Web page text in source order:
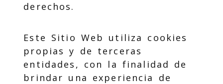
derechos.
Este Sitio Web utiliza cookies
propias y de terceras
entidades, con la finalidad de
brindar una experiencia de